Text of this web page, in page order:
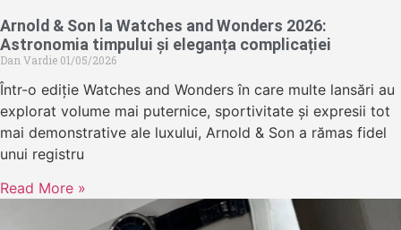
Arnold & Son la Watches and Wonders 2026:
Astronomia timpului și eleganța complicației
Dan Vardie 01/05/2026
Într-o ediție Watches and Wonders în care multe lansări au
explorat volume mai puternice, sportivitate și expresii tot
mai demonstrative ale luxului, Arnold & Son a rămas fidel
unui registru
Read More »